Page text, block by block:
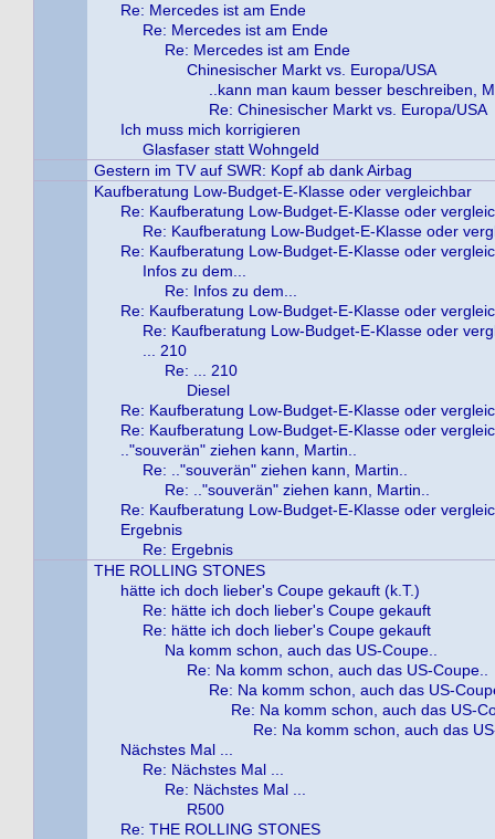
Re: Mercedes ist am Ende
Re: Mercedes ist am Ende
Re: Mercedes ist am Ende
Chinesischer Markt vs. Europa/USA
..kann man kaum besser beschreiben,
Re: Chinesischer Markt vs. Europa/USA
Ich muss mich korrigieren
Glasfaser statt Wohngeld
Gestern im TV auf SWR: Kopf ab dank Airbag
Kaufberatung Low-Budget-E-Klasse oder vergleichbar
Re: Kaufberatung Low-Budget-E-Klasse oder
Re: Kaufberatung Low-Budget-E-Klasse oder
Re: Kaufberatung Low-Budget-E-Klasse oder
Infos zu dem...
Re: Infos zu dem...
Re: Kaufberatung Low-Budget-E-Klasse oder
Re: Kaufberatung Low-Budget-E-Klasse oder
... 210
Re: ... 210
Diesel
Re: Kaufberatung Low-Budget-E-Klasse oder
Re: Kaufberatung Low-Budget-E-Klasse oder
.."souverän" ziehen kann, Martin..
Re: .."souverän" ziehen kann, Martin..
Re: .."souverän" ziehen kann, Martin..
Re: Kaufberatung Low-Budget-E-Klasse oder
Ergebnis
Re: Ergebnis
THE ROLLING STONES
hätte ich doch lieber's Coupe gekauft (k.T.)
Re: hätte ich doch lieber's Coupe gekauft
Re: hätte ich doch lieber's Coupe gekauft
Na komm schon, auch das US-Coupe..
Re: Na komm schon, auch das US-Coupe..
Re: Na komm schon, auch das US-
Re: Na komm schon, auch das US-
Re: Na komm schon, auch das
Nächstes Mal ...
Re: Nächstes Mal ...
Re: Nächstes Mal ...
R500
Re: THE ROLLING STONES